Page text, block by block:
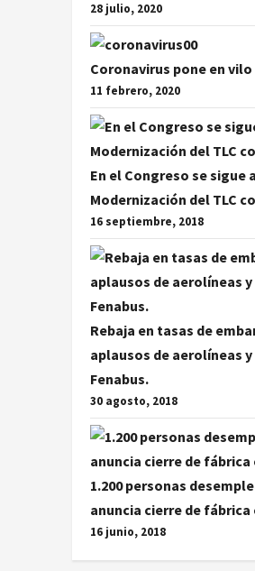
28 julio, 2020
Coronavirus pone en
11 febrero, 2020
En el Congreso se sigue
Modernización del TLC
16 septiembre, 2018
Rebaja en tasas de
aplausos de aerolíneas
Fenabus.
30 agosto, 2018
1.200 personas
anuncia cierre de fábrica
16 junio, 2018